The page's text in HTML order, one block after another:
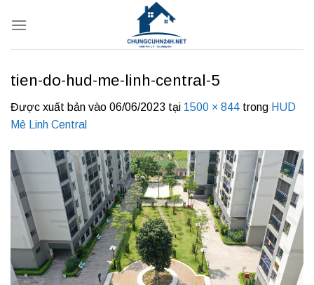
qua
tien-do-hud-me-linh-central-5
Được xuất bản vào 06/06/2023 tại 1500 × 844 trong HUD
Mê Linh Central